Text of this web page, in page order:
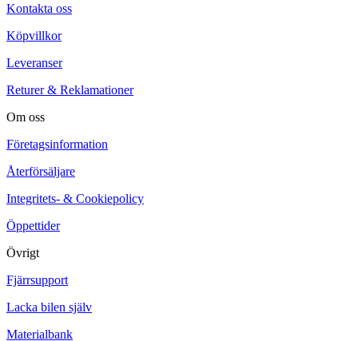
Kontakta oss
Köpvillkor
Leveranser
Returer & Reklamationer
Om oss
Företagsinformation
Återförsäljare
Integritets- & Cookiepolicy
Öppettider
Övrigt
Fjärrsupport
Lacka bilen själv
Materialbank